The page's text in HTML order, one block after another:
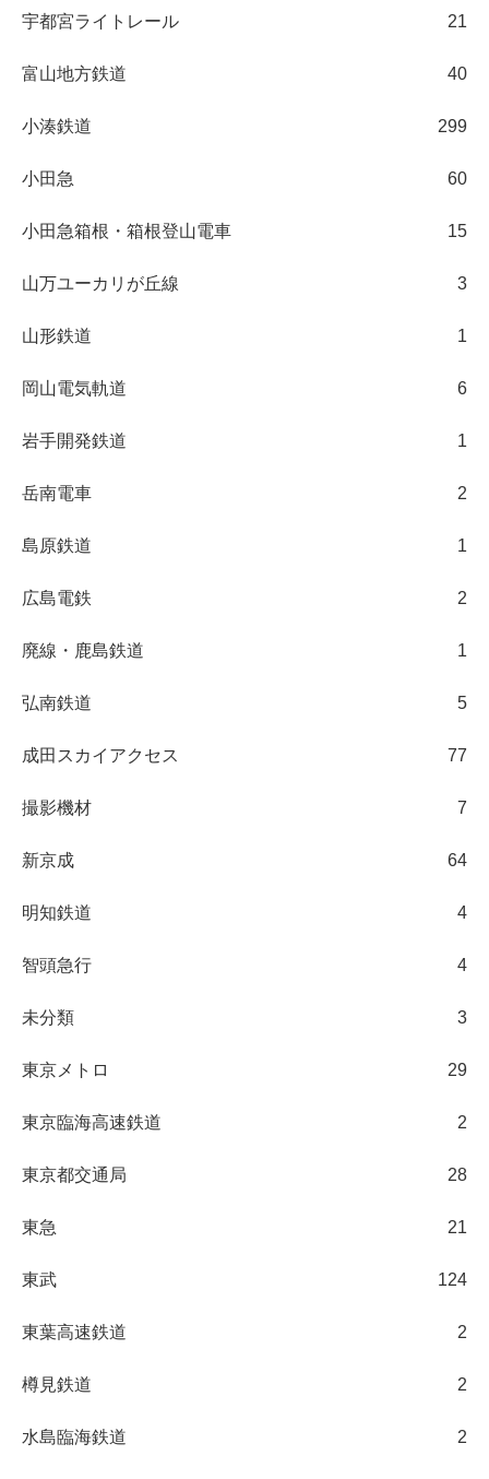
宇都宮ライトレール 21
富山地方鉄道 40
小湊鉄道 299
小田急 60
小田急箱根・箱根登山電車 15
山万ユーカリが丘線 3
山形鉄道 1
岡山電気軌道 6
岩手開発鉄道 1
岳南電車 2
島原鉄道 1
広島電鉄 2
廃線・鹿島鉄道 1
弘南鉄道 5
成田スカイアクセス 77
撮影機材 7
新京成 64
明知鉄道 4
智頭急行 4
未分類 3
東京メトロ 29
東京臨海高速鉄道 2
東京都交通局 28
東急 21
東武 124
東葉高速鉄道 2
樽見鉄道 2
水島臨海鉄道 2